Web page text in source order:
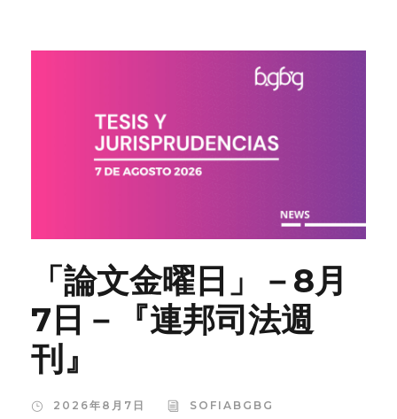
「論文金曜日」－8月
7日－『連邦司法週
刊』
2026年8月7日
SOFIABGBG